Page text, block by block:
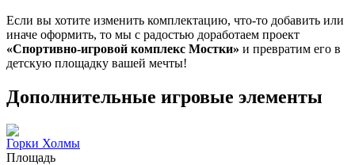
Если вы хотите изменить комплектацию, что-то добавить или
иначе оформить, то мы с радостью доработаем проект
«Спортивно-игровой комплекс Мостки» и превратим его в
детскую площадку вашей мечты!
Дополнительные игровые элементы
Горки Холмы
Площадь